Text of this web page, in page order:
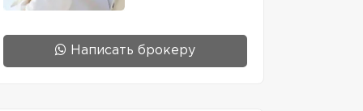
Написать брокеру